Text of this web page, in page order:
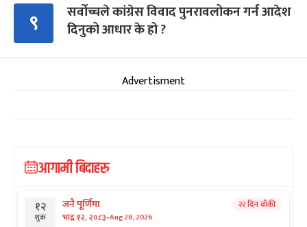
९
सर्वोच्चले कांग्रेस विवाद पुनरावलोकन गर्न आदेश
दिनुको आधार के हो ?
Advertisment
आगामी बिदाहरु
१२
शुक्र
जनै पूर्णिमा
भाद्र १२, २०८३-Aug 28, 2026
२२ दिन बाँकी